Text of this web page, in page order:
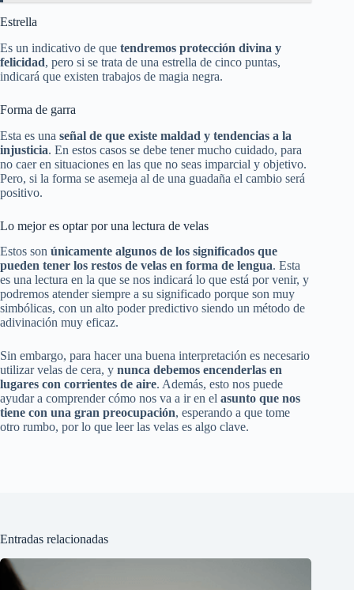
Estrella
Es un indicativo de que tendremos protección divina y
felicidad, pero si se trata de una estrella de cinco puntas,
indicará que existen trabajos de magia negra.
Forma de garra
Esta es una señal de que existe maldad y tendencias a la
injusticia. En estos casos se debe tener mucho cuidado, para
no caer en situaciones en las que no seas imparcial y objetivo.
Pero, si la forma se asemeja al de una guadaña el cambio será
positivo.
Lo mejor es optar por una lectura de velas
Estos son únicamente algunos de los significados que
pueden tener los restos de velas en forma de lengua. Esta
es una lectura en la que se nos indicará lo que está por venir, y
podremos atender siempre a su significado porque son muy
simbólicas, con un alto poder predictivo siendo un método de
adivinación muy eficaz.
Sin embargo, para hacer una buena interpretación es necesario
utilizar velas de cera, y nunca debemos encenderlas en
lugares con corrientes de aire. Además, esto nos puede
ayudar a comprender cómo nos va a ir en el asunto que nos
tiene con una gran preocupación, esperando a que tome
otro rumbo, por lo que leer las velas es algo clave.
Entradas relacionadas